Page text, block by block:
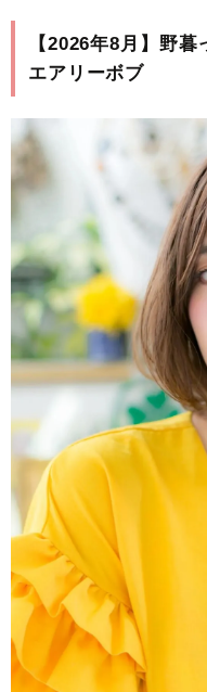
【2026年8月】野
エアリーボブ